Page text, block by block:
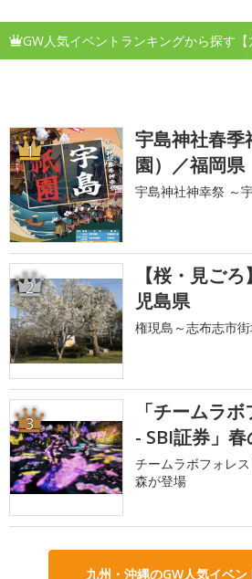
GW人気イベントランキングから探す【
1
宇島神社春季
園）／福岡県
宇島神社神幸祭 ～
2
【桜・見ご
児島県
権現島～志布志市
3
「チームラ
- SBI証券」
チームラボフォレ
森が登場
九州・沖縄のGW人気イベ